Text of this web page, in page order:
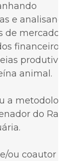
e analisando
de mercado e
financeiros
produtivas
animal.
a metodologia e
do Rally
ou coautor de